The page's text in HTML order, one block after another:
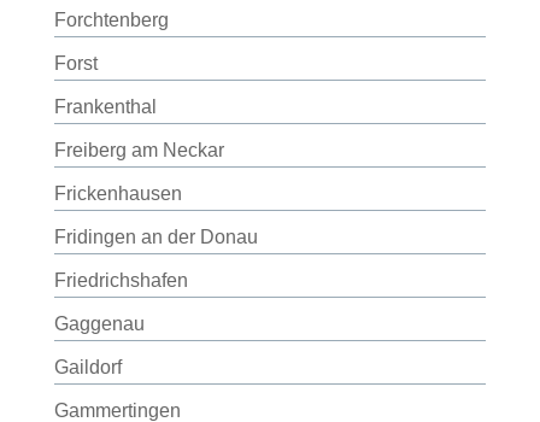
Forchtenberg
Forst
Frankenthal
Freiberg am Neckar
Frickenhausen
Fridingen an der Donau
Friedrichshafen
Gaggenau
Gaildorf
Gammertingen